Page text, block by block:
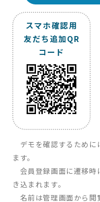
スマホ確認用
友だち追加QR
コード
デモを確認するために
ます。
会員登録画面に遷移時
き込まれます。
名前は管理画面から閲